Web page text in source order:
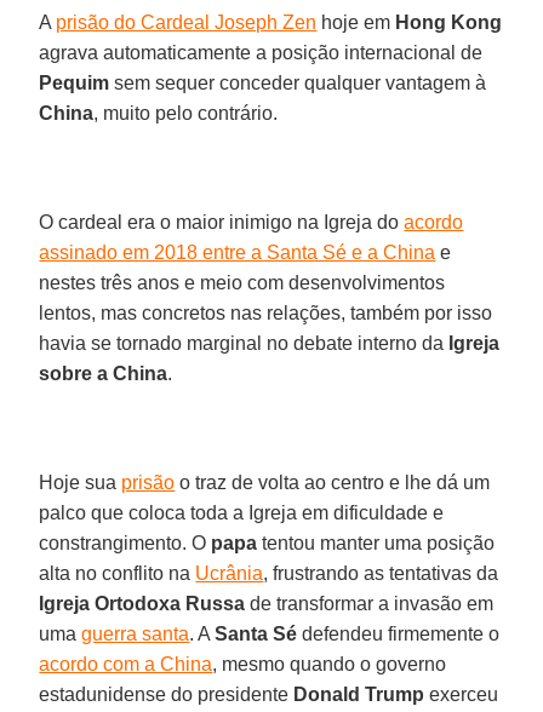
A prisão do Cardeal Joseph Zen hoje em Hong Kong
agrava automaticamente a posição internacional de
Pequim sem sequer conceder qualquer vantagem à
China, muito pelo contrário.
O cardeal era o maior inimigo na Igreja doacordo
assinado em 2018 entre a Santa Sé e a China e
nestes três anos e meio com desenvolvimentos
lentos, mas concretos nas relações, também por isso
havia se tornado marginal no debate interno da Igreja
sobre a China.
Hoje sua prisão o traz de volta ao centro e lhe dá um
palco que coloca toda a Igreja em dificuldade e
constrangimento. O papa tentou manter uma posição
alta no conflito na Ucrânia, frustrando as tentativas da
Igreja Ortodoxa Russa de transformar a invasão em
umaguerra santa. ASanta Sé defendeu firmemente o
acordo com a China, mesmo quando o governo
estadunidense do presidente Donald Trump exerceu